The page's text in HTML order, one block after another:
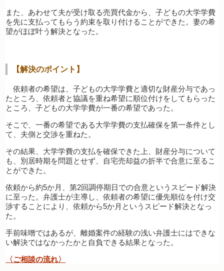
また、あわせて夫が受け取る売買代金から、子どもの大学学費
を先に支払ってもらう約束を取り付けることができた。妻の希
望がほぼ叶う解決となった。
【解決のポイント】
依頼者の希望は、子どもの大学学費と適切な財産分与であっ
たところ、依頼者と協議を重ね希望に順位付けをしてもらった
ところ、子どもの大学学費が一番の希望であった。
そこで、一番の希望である大学学費の支払確保を第一条件とし
て、夫側と交渉を重ねた。
その結果、大学学費の支払を確保できた上、財産分与について
も、別居時期を問題とせず、自宅売却益の折半で合意に至るこ
とができた。
依頼から約5か月、第2回調停期日での合意というスピード解決
に至った。弁護士が主導し、依頼者の希望に優先順位を付け交
渉することにより、依頼から5か月というスピード解決となっ
た。
手前味噌ではあるが、離婚案件の経験の浅い弁護士にはできな
い解決ではなかったかと自負できる結果となった。
〈ご相談の流れ〉